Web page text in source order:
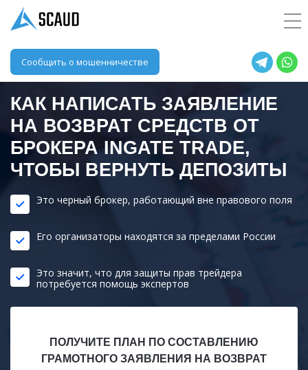
Сообщить о мошенничестве
КАК НАПИСАТЬ ЗАЯВЛЕНИЕ
НА ВОЗВРАТ СРЕДСТВ ОТ
БРОКЕРАINGATE TRADE,
ЧТОБЫ ВЕРНУТЬ ДЕПОЗИТЫ
Это черный брокер, работающий вне правового поля
Его организаторы находятся за пределами России
Это значит, что для защиты прав трейдера
потребуется помощь экспертов
ПОЛУЧИТЕ ПЛАН ПО СОСТАВЛЕНИЮ
ГРАМОТНОГО ЗАЯВЛЕНИЯ НА ВОЗВРАТ